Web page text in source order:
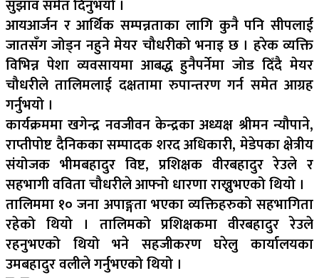
सुझाव समेत दिनुभयो ।
आयआर्जन र आर्थिक सम्पन्नताका लागि कुनै पनि सीपलाई
जातसँग जोड्न नहुने मेयर चौधरीको भनाइ छ । हरेक व्यक्ति
विभिन्न पेशा व्यवसायमा आबद्ध हुनैपर्नेमा जोड दिँदै मेयर
चौधरीले तालिमलाई दक्षतामा रुपान्तरण गर्न समेत आग्रह
गर्नुभयो ।
कार्यक्रममा खगेन्द्र नवजीवन केन्द्रका अध्यक्ष श्रीमन न्यौपाने,
राप्तीपोष्ट दैनिकका सम्पादक शरद अधिकारी, मेडेपका क्षेत्रीय
संयोजक भीमबहादुर विष्ट, प्रशिक्षक वीरबहादुर रेउले र
सहभागी वविता चौधरीले आफ्नो धारणा राख्नुभएको थियो ।
तालिममा १० जना अपाङ्गता भएका व्यक्तिहरुको सहभागिता
रहेको थियो । तालिमको प्रशिक्षकमा वीरबहादुर रेउले
रहनुभएको थियो भने सहजीकरण घरेलु कार्यालयका
उमबहादुर वलीले गर्नुभएको थियो ।